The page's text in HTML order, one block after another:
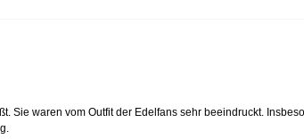
Sie waren vom Outfit der Edelfans sehr beeindruckt.